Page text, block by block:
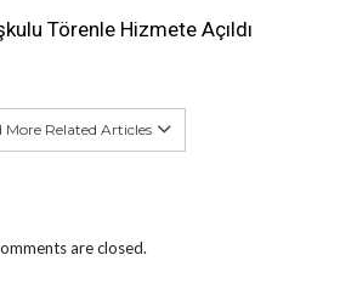
Törenle Hizmete Açıldı
More Related Articles
are closed.